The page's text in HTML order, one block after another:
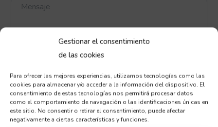
Gestionar el consentimiento
de las cookies
Para ofrecer las mejores experiencias, utilizamos tecnologías como las
cookies para almacenar y/o acceder a la información del dispositivo. El
consentimiento de estas tecnologías nos permitirá procesar datos
como el comportamiento de navegación o las identificaciones únicas en
este sitio. No consentir o retirar el consentimiento, puede afectar
negativamente a ciertas características y funciones.